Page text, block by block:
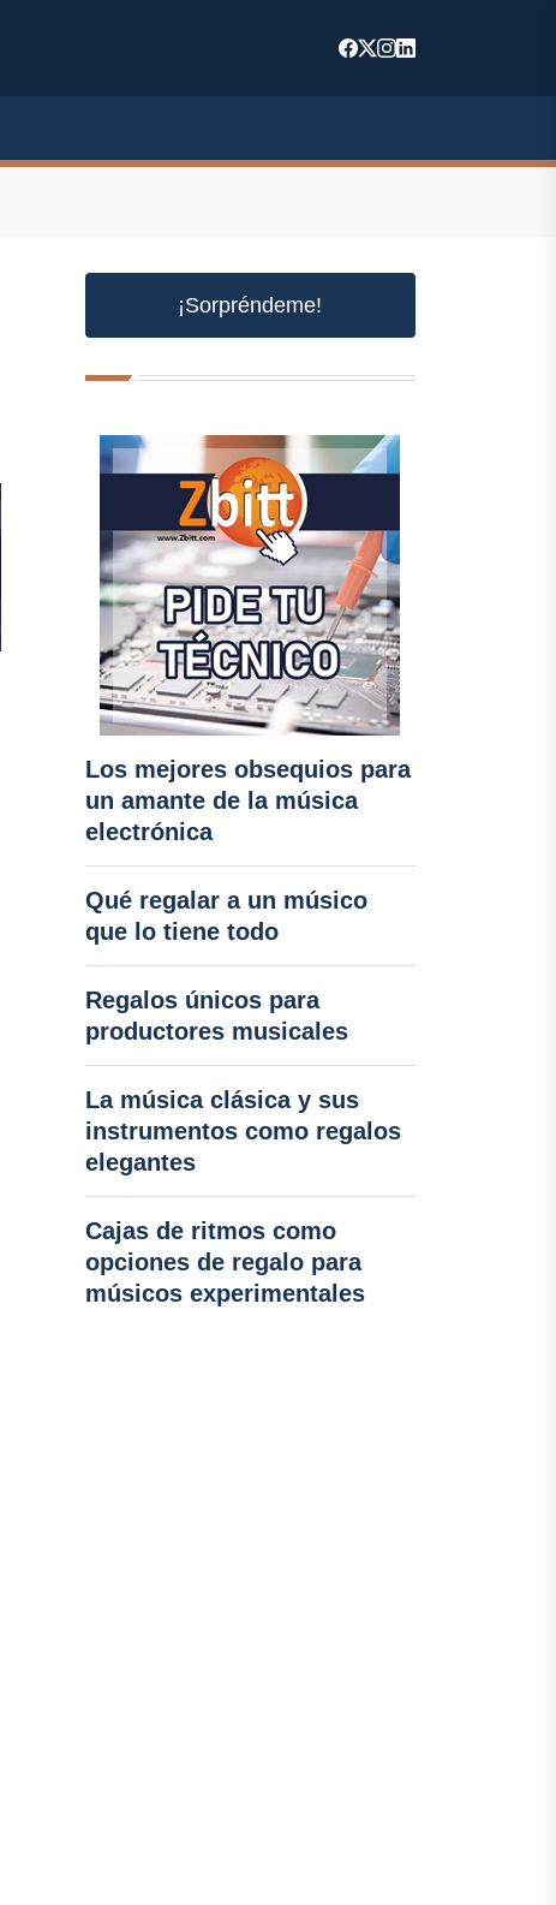
¡Sorpréndeme!
Los mejores obsequios para
un amante de la música
electrónica
Qué regalar a un músico
que lo tiene todo
Regalos únicos para
productores musicales
La música clásica y sus
instrumentos como regalos
elegantes
Cajas de ritmos como
opciones de regalo para
músicos experimentales